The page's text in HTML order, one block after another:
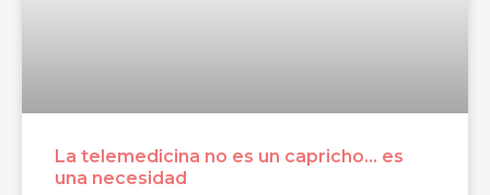
La telemedicina no es un capricho… es
una necesidad